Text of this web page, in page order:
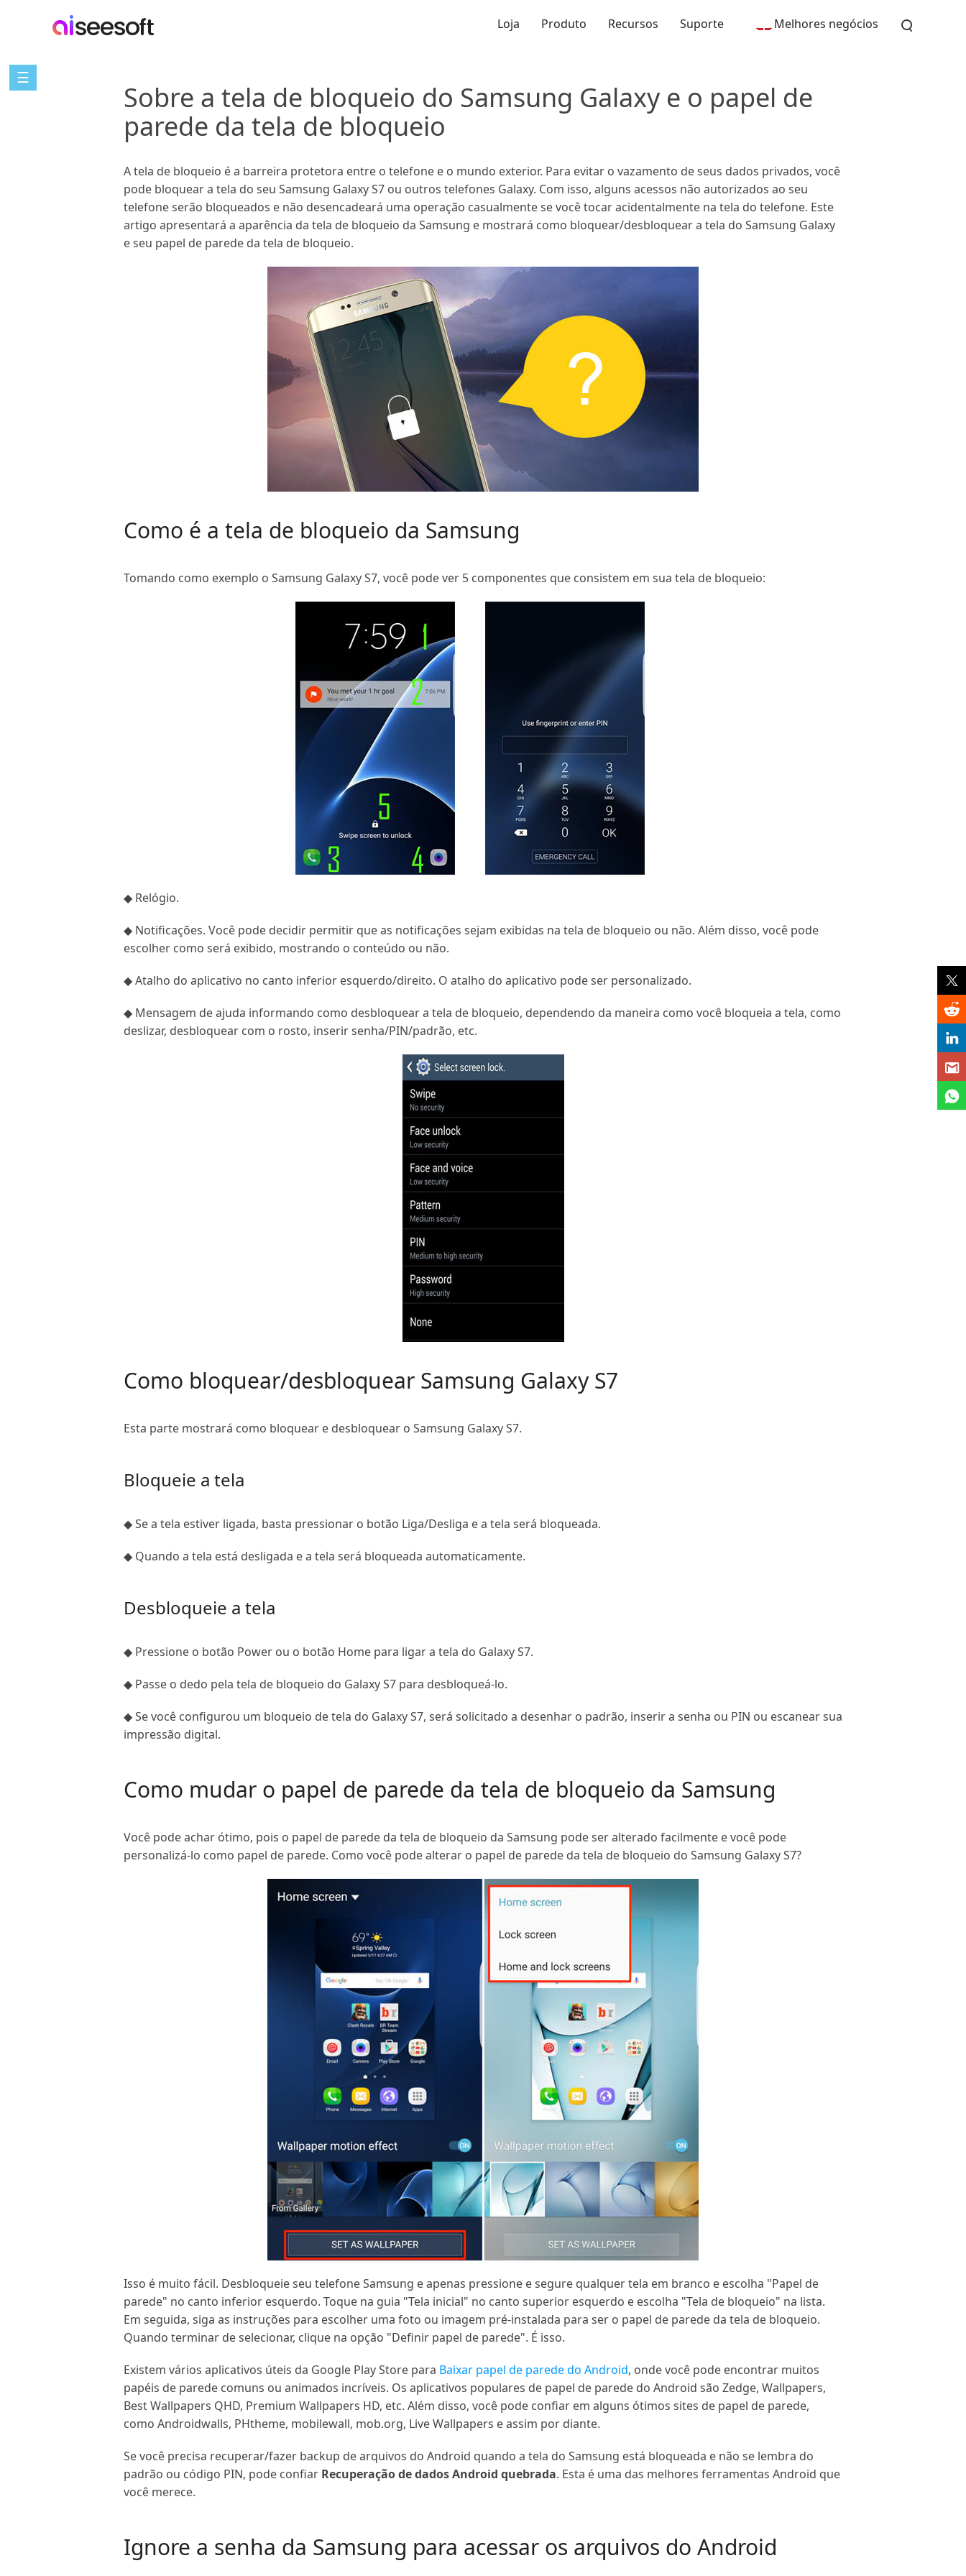
Loja Produto Recursos Suporte Melhores negócios
☰
Sobre a tela de bloqueio do Samsung Galaxy e o papel de
parede da tela de bloqueio
A tela de bloqueio é a barreira protetora entre o telefone e o mundo exterior. Para evitar o vazamento de seus dados privados, você
pode bloquear a tela do seu Samsung Galaxy S7 ou outros telefones Galaxy. Com isso, alguns acessos não autorizados ao seu
telefone serão bloqueados e não desencadeará uma operação casualmente se você tocar acidentalmente na tela do telefone. Este
artigo apresentará a aparência da tela de bloqueio da Samsung e mostrará como bloquear/desbloquear a tela do Samsung Galaxy
e seu papel de parede da tela de bloqueio.
Como é a tela de bloqueio da Samsung
Tomando como exemplo o Samsung Galaxy S7, você pode ver 5 componentes que consistem em sua tela de bloqueio:
◆ Relógio.
◆ Notificações. Você pode decidir permitir que as notificações sejam exibidas na tela de bloqueio ou não. Além disso, você pode
escolher como será exibido, mostrando o conteúdo ou não.
◆ Atalho do aplicativo no canto inferior esquerdo/direito. O atalho do aplicativo pode ser personalizado.
◆ Mensagem de ajuda informando como desbloquear a tela de bloqueio, dependendo da maneira como você bloqueia a tela, como
deslizar, desbloquear com o rosto, inserir senha/PIN/padrão, etc.
Como bloquear/desbloquear Samsung Galaxy S7
Esta parte mostrará como bloquear e desbloquear o Samsung Galaxy S7.
Bloqueie a tela
◆ Se a tela estiver ligada, basta pressionar o botão Liga/Desliga e a tela será bloqueada.
◆ Quando a tela está desligada e a tela será bloqueada automaticamente.
Desbloqueie a tela
◆ Pressione o botão Power ou o botão Home para ligar a tela do Galaxy S7.
◆ Passe o dedo pela tela de bloqueio do Galaxy S7 para desbloqueá-lo.
◆ Se você configurou um bloqueio de tela do Galaxy S7, será solicitado a desenhar o padrão, inserir a senha ou PIN ou escanear sua
impressão digital.
Como mudar o papel de parede da tela de bloqueio da Samsung
Você pode achar ótimo, pois o papel de parede da tela de bloqueio da Samsung pode ser alterado facilmente e você pode
personalizá-lo como papel de parede. Como você pode alterar o papel de parede da tela de bloqueio do Samsung Galaxy S7?
Isso é muito fácil. Desbloqueie seu telefone Samsung e apenas pressione e segure qualquer tela em branco e escolha "Papel de
parede" no canto inferior esquerdo. Toque na guia "Tela inicial" no canto superior esquerdo e escolha "Tela de bloqueio" na lista.
Em seguida, siga as instruções para escolher uma foto ou imagem pré-instalada para ser o papel de parede da tela de bloqueio.
Quando terminar de selecionar, clique na opção "Definir papel de parede". É isso.
Existem vários aplicativos úteis da Google Play Store para Baixar papel de parede do Android, onde você pode encontrar muitos
papéis de parede comuns ou animados incríveis. Os aplicativos populares de papel de parede do Android são Zedge, Wallpapers,
Best Wallpapers QHD, Premium Wallpapers HD, etc. Além disso, você pode confiar em alguns ótimos sites de papel de parede,
como Androidwalls, PHtheme, mobilewall, mob.org, Live Wallpapers e assim por diante.
Se você precisa recuperar/fazer backup de arquivos do Android quando a tela do Samsung está bloqueada e não se lembra do
padrão ou código PIN, pode confiar Recuperação de dados Android quebrada. Esta é uma das melhores ferramentas Android que
você merece.
Ignore a senha da Samsung para acessar os arquivos do Android